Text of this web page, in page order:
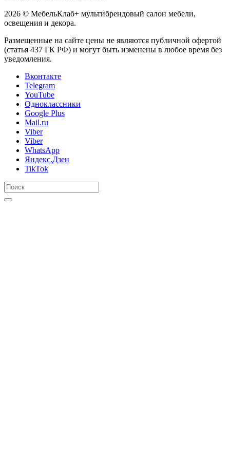
2026 © МебельКлаб+ мультибрендовый салон мебели,
освещения и декора.
Размещенные на сайте цены не являются публичной офертой
(статья 437 ГК РФ) и могут быть изменены в любое время без
уведомления.
Вконтакте
Telegram
YouTube
Одноклассники
Google Plus
Mail.ru
Viber
Viber
WhatsApp
Яндекс.Дзен
TikTok